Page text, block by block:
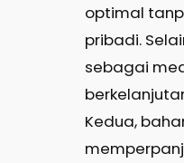
optimal
pribadi.
sebagai
Kedua,